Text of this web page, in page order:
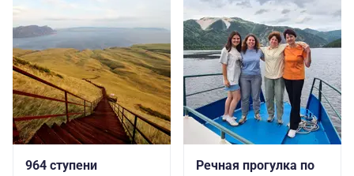
964 ступени
Речная прогулка по